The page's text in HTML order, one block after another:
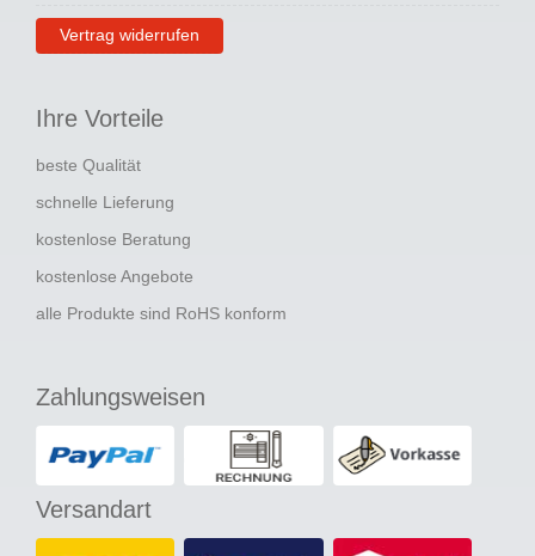
Vertrag widerrufen
Ihre Vorteile
beste Qualität
schnelle Lieferung
kostenlose Beratung
kostenlose Angebote
alle Produkte sind RoHS konform
Zahlungsweisen
Versandart